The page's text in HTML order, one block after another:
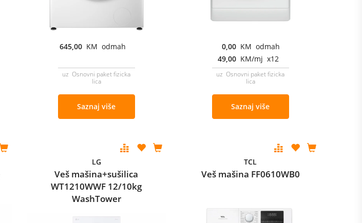
645,00 KM odmah
uz Osnovni paket fizicka
lica
Saznaj više
0,00 KM odmah
49,00 KM/mj x12
uz Osnovni paket fizicka
lica
Saznaj više
LG
Veš mašina+sušilica
WT1210WWF 12/10kg
WashTower
TCL
Veš mašina FF0610WB0